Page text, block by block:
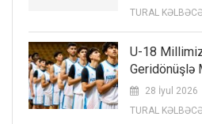
TURAL
U-18
Geridönüşlə
28 İyul 2026
TURAL